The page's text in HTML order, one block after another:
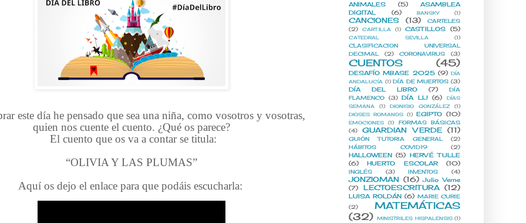
este día he pensado que sea una niña, como vosotros y vosotras,
quien nos cuente el cuento. ¿Qué os parece?
El cuento que os va a contar se titula:
“OLIVIA Y LAS PLUMAS”
Aquí os dejo el enlace para que podáis escucharla:
ANIMALES (5)
ASAMBLEA
DIGITAL
(6) BANSKY (1)
CANCIONES (13)
CARTELES
(2)
CARTILLA (1) CASTILLOS (5)
CATEDRAL SEVILLA (1)
CLASIFICACION UNIVERSAL
DECIMAL
(2) CORONAVIRUS (3)
CUENTOS (45)
DESAFÍO MBASE 2025 (9) DÍA
ANDALUCÍA (1) DÍA DE MUERTOS (3)
DÍA DEL LIBRO (7)
DÍA
FLAMENCO
(3) DÍA LIJ (6)
DÍAS
SEMANA
(1) DIONISIO GONZÁLEZ
(1)
DIOSES ROMANOS (1) EGIPTO (10)
EMOCIONES (1)
FORMAS BÁSICAS
(4)
GUARDIAN VERDE (11)
GUIÓN TUTORIA GENERAL
(2)
HÁBITOS COVID19
(2)
HALLOWEEN (5) HERVÉ TULLE
(6)
HUERTO ESCOLAR (10)
INGLÉS (3) INVENTOS (4)
JONZIOMAN (16) Julio Verne
(7)
LECTOESCRITURA (12)
LUISA ROLDÁN (6) MARIE CURIE
(2)
MATEMÁTICAS
(32)
MINISTRILES HISPALENSIS (1)